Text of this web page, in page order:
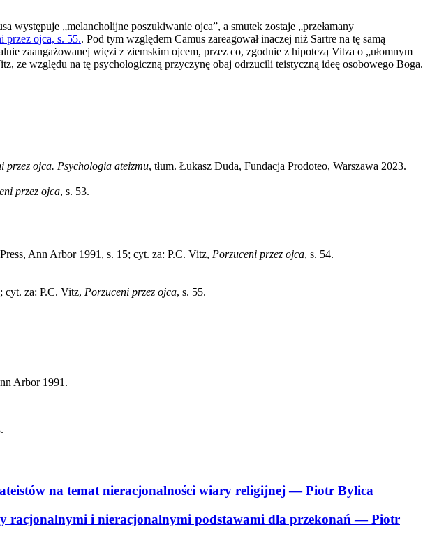
występuje „melancholijne poszukiwanie ojca”, a smutek zostaje „przełamany
przez ojca, s. 55.. Pod tym względem Camus zareagował inaczej niż Sartre na tę samą
zaangażowanej więzi z ziemskim ojcem, przez co, zgodnie z hipotezą Vitza o „ułomnym
ze względu na tę psychologiczną przyczynę obaj odrzucili teistyczną ideę osobowego Boga.
przez ojca. Psychologia ateizmu, tłum. Łukasz Duda, Fundacja Prodoteo, Warszawa 2023.
przez ojca, s. 53.
Ann Arbor 1991, s. 15; cyt. za: P.C. Vitz, Porzuceni przez ojca, s. 54.
cyt. za: P.C. Vitz, Porzuceni przez ojca, s. 55.
Arbor 1991.
na temat nieracjonalności wiary religijnej— Piotr Bylica
racjonalnymi i nieracjonalnymi podstawami dla przekonań— Piotr